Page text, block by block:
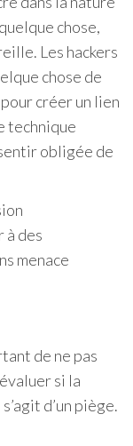
chose,
Les hackers
chose de
créer un lien
technique
obligée de
à des
menace
de ne pas
si la
d’un piège.